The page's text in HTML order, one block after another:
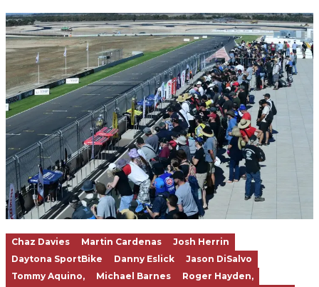
Chaz Davies Martin Cardenas
Josh Herrin
Daytona SportBike
Danny Eslick
Jason DiSalvo
Tommy Aquino,
Michael Barnes
Roger Hayden,